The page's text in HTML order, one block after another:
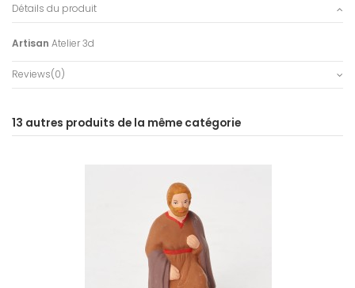
Détails du produit
Artisan Atelier 3d
Reviews(0)
13 autres produits de la même catégorie